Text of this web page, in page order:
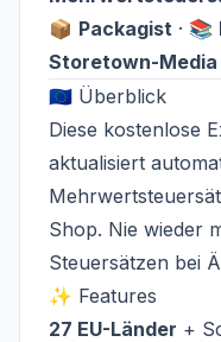
📦 Packagist · 📚
Storetown-Media
🇪🇺 Überblick
Diese kostenlose
aktualisiert
Shop. Nie wieder
Steuersätzen bei
✨ Features
27 EU-Länder +